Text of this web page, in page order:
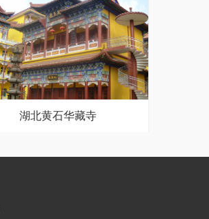
湖北黄石华藏寺